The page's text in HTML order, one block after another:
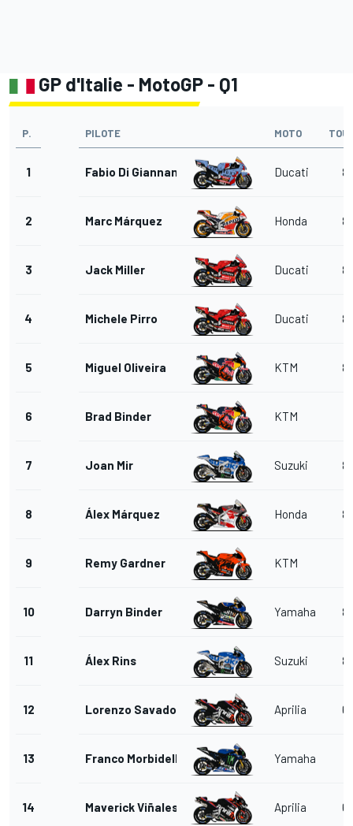
GP d'Italie - MotoGP - Q1
P. PILOTE MOTO
1 Fabio Di Giannantonio Ducati 8
2 Marc Márquez Honda 8
3 Jack Miller Ducati 8
4 Michele Pirro Ducati 8
5 Miguel Oliveira KTM 8
6 Brad Binder KTM
7 Joan Mir Suzuki 8
8 Álex Márquez Honda 8
9 Remy Gardner KTM
10 Darryn Binder Yamaha 8
11 Álex Rins Suzuki 8
12 Lorenzo Savadori Aprilia 6
13 Franco Morbidelli Yamaha
14 Maverick Viñales Aprilia 6